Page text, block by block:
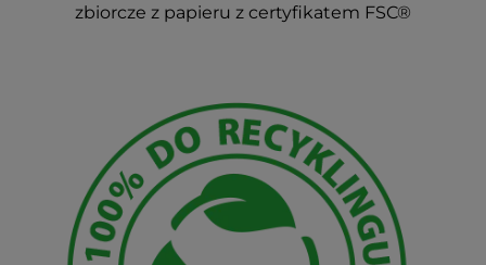
zbiorcze z papieru z certyfikatem FSC®